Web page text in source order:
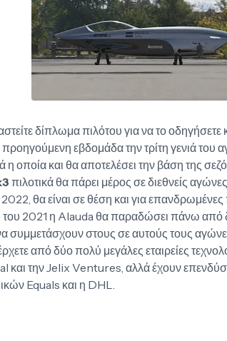
δίπλωμα πιλότου για να το
εβδομάδα την τρίτη γενιά του
η οποία και θα αποτελέσει την βάση της
πιλοτικά θα πάρει μέρος σε διεθνείς
θα είναι σε θέση και για
2021 η Alauda θα παραδώσει πάνω από
συμμετάσχουν στους σε αυτούς τους
από δύο πολύ μεγάλες εταιρείες
την Jelix Ventures, αλλά έχουν
Equals και η DHL.